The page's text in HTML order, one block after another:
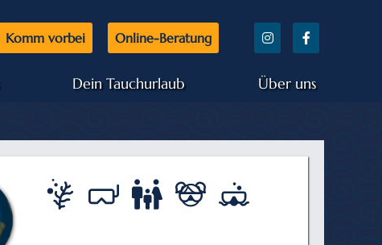
Komm vorbei Online-Beratung
Dein Tauchurlaub Über uns